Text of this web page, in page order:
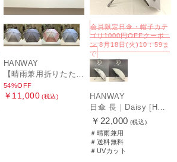
HANWAY
【晴雨兼用折りたたみ日傘】ハンウェイ (HANWAY) Socal Gir（ソーカル・ガール） 暑さ対策、紫外線対策、親骨：～50cm 雨の日OK 遮光 UV 晴雨兼用
54%OFF
￥11,000 (税込)
会員限定日傘・帽子カテ
ゴリ1000円OFFクーポ
ン 8月18日(火)10：59ま
で
HANWAY
日傘 長｜Daisy [HANWAY]
￥22,000 (税込)
＃晴雨兼用
＃送料無料
＃UVカット